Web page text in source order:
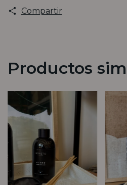
Compartir
Productos